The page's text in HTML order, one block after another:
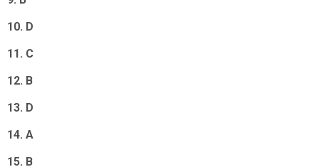
10. D
11. C
12. B
13. D
14. A
15. B